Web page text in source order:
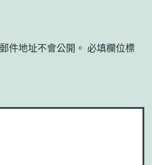
件地址不會公開。 必填欄位標